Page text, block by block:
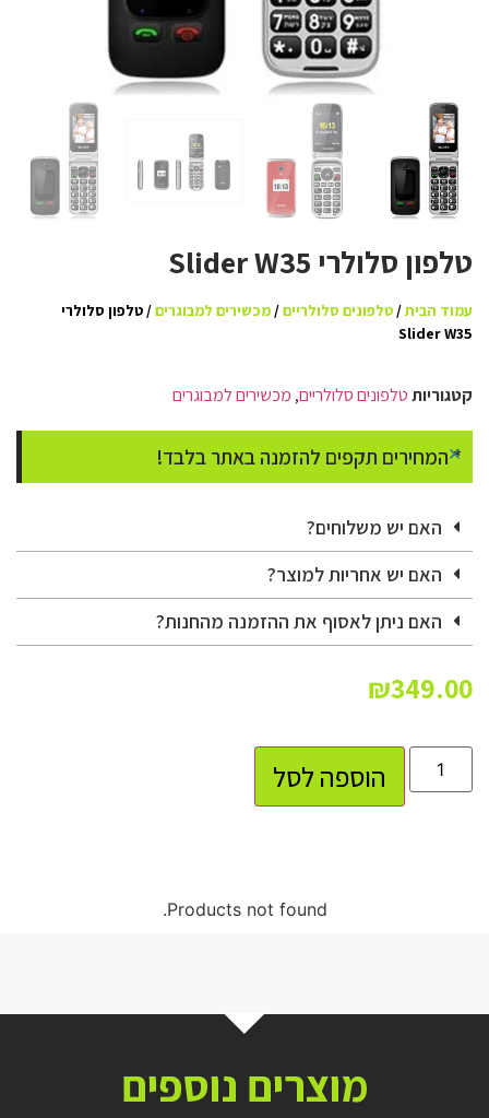
טלפון סלולרי Slider W35
עמוד הבית/טלפונים סלולריים/מכשירים למבוגרים/ טלפון סלולרי
Slider W35
קטגוריותטלפונים סלולריים, מכשירים למבוגרים
* המחירים תקפים להזמנה באתר בלבד!
×
האם יש משלוחים?
האם יש אחריות למוצר?
האם ניתן לאסוף את ההזמנה מהחנות?
₪349.00
הוספה לסל
Products not found.
מוצרים נוספים